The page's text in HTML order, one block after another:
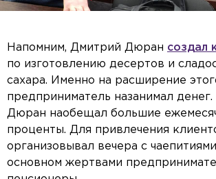
Напомним, Дмитрий Дюран создал
по изготовлению десертов и
сахара. Именно на расширение
предприниматель назанимал
Дюран наобещал большие
проценты. Для привлечения
организовывал вечера с
основном жертвами